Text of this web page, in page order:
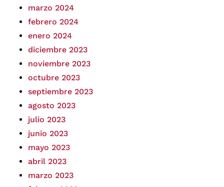
marzo 2024
febrero 2024
enero 2024
diciembre 2023
noviembre 2023
octubre 2023
septiembre 2023
agosto 2023
julio 2023
junio 2023
mayo 2023
abril 2023
marzo 2023